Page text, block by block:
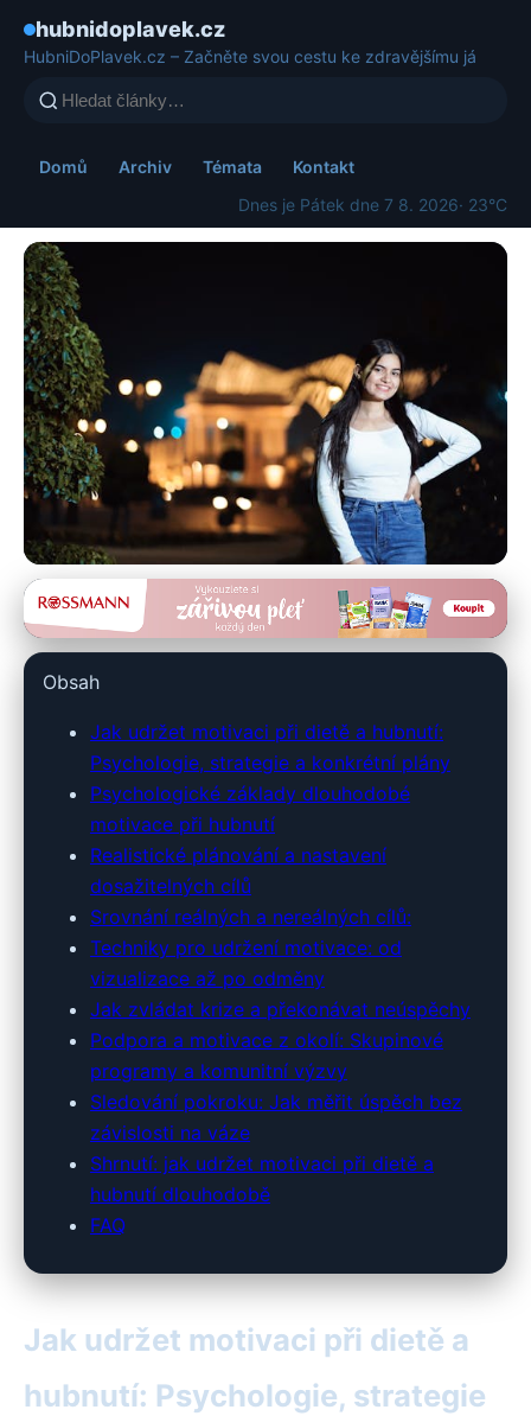
hubnidoplavek.cz
HubniDoPlavek.cz – Začněte svou cestu ke zdravějšímu já
Domů Archiv Témata
Kontakt
Dnes je Pátek dne 7 8. 2026· 23°C
hubnidoplavek.cz
Jak si udržet motivaci při dietě:
Strategie, psychologie a tipy
14. 3. 2026 · 10 min čtení · Autor: Kristýna Marešová
Obsah
Jak udržet motivaci při dietě a hubnutí:
Psychologie, strategie a konkrétní plány
Psychologické základy dlouhodobé
motivace při hubnutí
Realistické plánování a nastavení
dosažitelných cílů
Srovnání reálných a nereálných cílů:
Techniky pro udržení motivace: od
vizualizace až po odměny
Jak zvládat krize a překonávat neúspěchy
Podpora a motivace z okolí: Skupinové
programy a komunitní výzvy
Sledování pokroku: Jak měřit úspěch bez
závislosti na váze
Shrnutí: jak udržet motivaci při dietě a
hubnutí dlouhodobě
FAQ
Jak udržet motivaci při dietě a
hubnutí: Psychologie, strategie